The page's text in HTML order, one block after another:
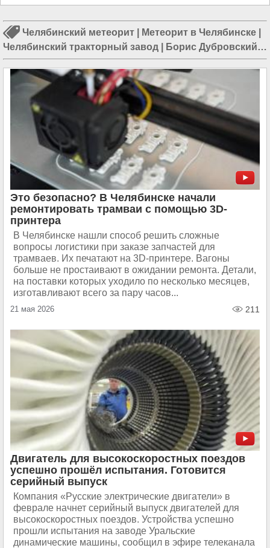
Челябинский метеорит Метеорит в Челябинске
Челябинский тракторный завод
Борис Дубровский|
ДТП в Челябинске|Происшествия в Челябинске|
Заводы в Челябинске
Это безопасно? В Челябинске начали
ремонтировать трамваи с помощью 3D-
принтера
В Челябинске нашли способ решить сложные
вопросы логистики при заказе запчастей для
трамваев. Их печатают на 3D‑принтере. Вагоны
больше не простаивают в ожидании ремонта. Детали,
на поставки которых уходило по несколько месяцев,
изготавливают всего за пару часов...
21 мая 2026 211
Двигатель для высокоскоростных поездов
успешно прошёл испытания. Готовится
серийный выпуск
Компания «Русские электрические двигатели» в
феврале начнет серийный выпуск двигателей для
высокоскоростных поездов. Устройства успешно
прошли испытания на заводе Уральские
динамические машины, сообщил в эфире телеканала